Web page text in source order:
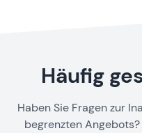
Häufig
Haben Sie Fragen zur
begrenzten